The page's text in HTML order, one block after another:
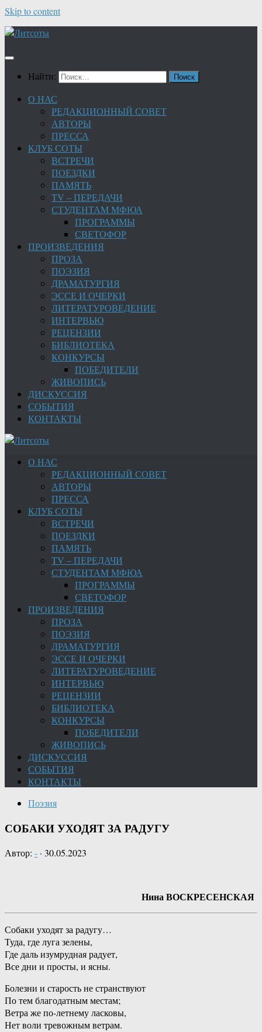
Skip to content
Найти:
О НАС
РЕДАКЦИОННЫЙ СОВЕТ
АВТОРЫ
ПРЕССА
КЛУБ СОТЫ
ВСТРЕЧИ
ПОЕЗДКИ
ПАМЯТЬ
TV – ПЕРЕДАЧИ
СТУДЕНТАМ МФЮА
ПРОГРАММЫ
СВЕТОФОР
ПРОИЗВЕДЕНИЯ
ПРОЗА
ПОЭЗИЯ
ДРАМАТУРГИЯ
ЭССЕ И ОЧЕРКИ
ЛИТЕРАТУРОВЕДЕНИЕ
ИНТЕРВЬЮ
РЕЦЕНЗИИ
БИБЛИОТЕКА
КОНКУРСЫ
ПОБЕДИТЕЛИ
ЖИВОПИСЬ
ДИСКУССИЯ
СОБЫТИЯ
КОНТАКТЫ
О НАС
РЕДАКЦИОННЫЙ СОВЕТ
АВТОРЫ
ПРЕССА
КЛУБ СОТЫ
ВСТРЕЧИ
ПОЕЗДКИ
ПАМЯТЬ
TV – ПЕРЕДАЧИ
СТУДЕНТАМ МФЮА
ПРОГРАММЫ
СВЕТОФОР
ПРОИЗВЕДЕНИЯ
ПРОЗА
ПОЭЗИЯ
ДРАМАТУРГИЯ
ЭССЕ И ОЧЕРКИ
ЛИТЕРАТУРОВЕДЕНИЕ
ИНТЕРВЬЮ
РЕЦЕНЗИИ
БИБЛИОТЕКА
КОНКУРСЫ
ПОБЕДИТЕЛИ
ЖИВОПИСЬ
ДИСКУССИЯ
СОБЫТИЯ
КОНТАКТЫ
Поэзия
СОБАКИ УХОДЯТ ЗА РАДУГУ
Автор: - · 30.05.2023
Нина ВОСКРЕСЕНСКАЯ
Собаки уходят за радугу…
Туда, где луга зелены,
Где даль изумрудная радует,
Все дни и просты, и ясны.
Болезни и старость не странствуют
По тем благодатным местам;
Ветра же по-летнему ласковы,
Нет воли тревожным ветрам.